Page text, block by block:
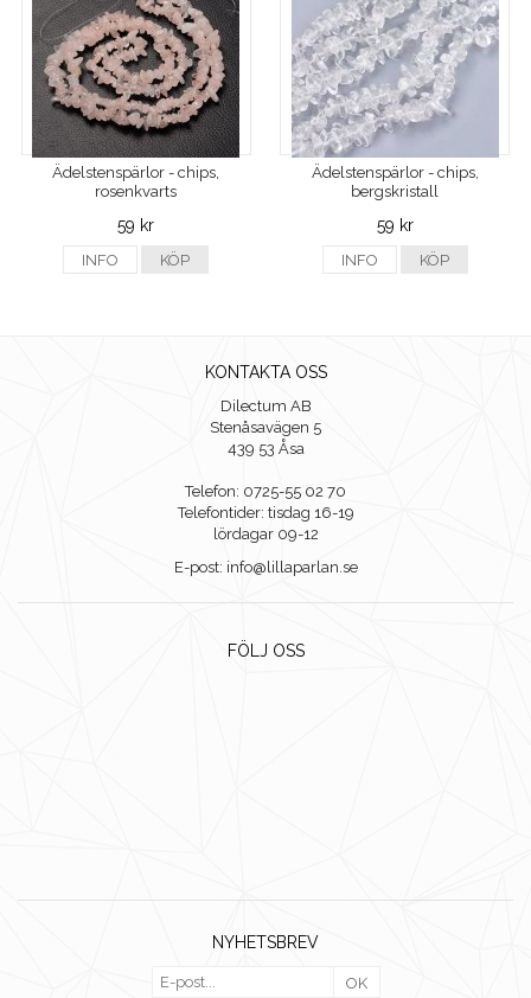
Ädelstenspärlor - chips,
rosenkvarts
59 kr
INFO KÖP
Ädelstenspärlor - chips,
bergskristall
59 kr
INFO KÖP
KONTAKTA OSS
Dilectum AB
Stenåsavägen 5
439 53 Åsa
Telefon: 0725-55 02 70
Telefontider: tisdag 16-19
lördagar 09-12
E-post: info@lillaparlan.se
FÖLJ OSS
NYHETSBREV
OK